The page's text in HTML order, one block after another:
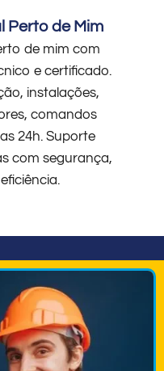
Perto de Mim
de mim com
e certificado.
instalações,
comandos
24h. Suporte
com segurança,